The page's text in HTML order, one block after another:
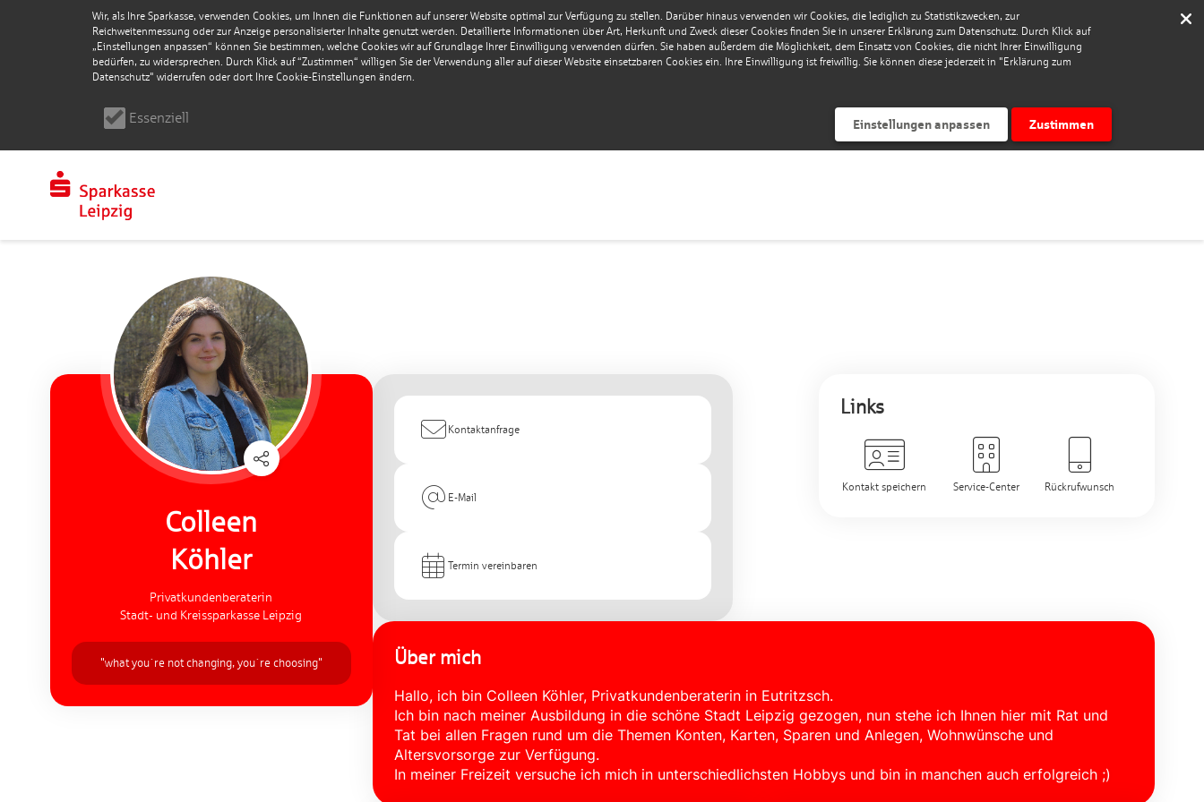
Wir, als Ihre Sparkasse, verwenden Cookies, um Ihnen die Funktionen auf unserer Website optimal zur Verfügung zu stellen. Darüber hinaus verwenden wir Cookies, die lediglich zu Statistikzwecken, zur
Reichweitenmessung oder zur Anzeige personalisierter Inhalte genutzt werden. Detaillierte Informationen über Art, Herkunft und Zweck dieser Cookies finden Sie in unserer Erklärung zum Datenschutz. Durch Klick auf
„Einstellungen anpassen“ können Sie bestimmen, welche Cookies wir auf Grundlage Ihrer Einwilligung verwenden dürfen. Sie haben außerdem die Möglichkeit, dem Einsatz von Cookies, die nicht Ihrer Einwilligung
bedürfen, zu widersprechen. Durch Klick auf “Zustimmen“ willigen Sie der Verwendung aller auf dieser Website einsetzbaren Cookies ein. Ihre Einwilligung ist freiwillig. Sie können diese jederzeit in "Erklärung zum
Datenschutz" widerrufen oder dort Ihre Cookie-Einstellungen ändern.
Essenziell Einstellungen anpassen Zustimmen
Colleen
Köhler
Privatkundenberaterin
Stadt- und Kreissparkasse Leipzig
"what you´re not changing, you´re choosing"
Kontaktanfrage
E-Mail
Termin vereinbaren
Über mich
Hallo, ich bin Colleen Köhler, Privatkundenberaterin in Eutritzsch.
Ich bin nach meiner Ausbildung in die schöne Stadt Leipzig gezogen, nun stehe ich Ihnen hier mit Rat und
Tat bei allen Fragen rund um die Themen Konten, Karten, Sparen und Anlegen, Wohnwünsche und
Altersvorsorge zur Verfügung.
In meiner Freizeit versuche ich mich in unterschiedlichsten Hobbys und bin in manchen auch erfolgreich ;)
Links
Kontakt speichern Service-Center Rückrufwunsch